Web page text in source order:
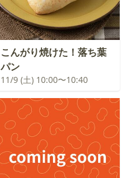
こんがり焼けた！落ち葉
パン
11/9 (土) 10:00〜10:40